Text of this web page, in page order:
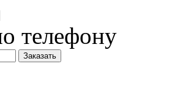
телефону